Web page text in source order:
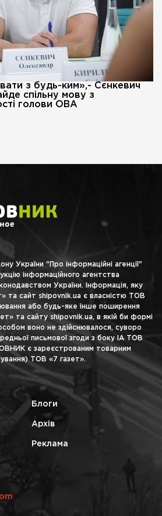
з будь-ким»,- Сєнкевич
спільну мову з
голови ОВА
України "Про інформаційні агенції"
інформаційного агентства
України. Інформація, яку
та сайт shipovnik.ua є власністю ТОВ
або будь-яке інше поширення
та сайту shipovnik.ua, в якій би формі
воно не здійснювалося, суворо
письмової згоди з боку ІА ТОВ
є зареєстрованим товарним
ТОВ «7 газет».
Блоги
Архів
Реклама